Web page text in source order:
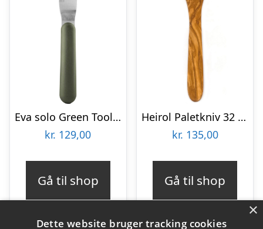
Eva solo Green Tool paletkniv vinklet 27 cm
kr. 129,00
Gå til shop
Heirol Paletkniv 32 cm, oliventræ
kr. 135,00
Gå til shop
×
Dette website bruger tracking cookies